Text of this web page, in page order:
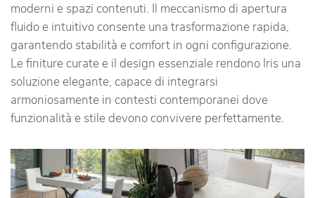
moderni e spazi contenuti. Il meccanismo di apertura
fluido e intuitivo consente una trasformazione rapida,
garantendo stabilità e comfort in ogni configurazione.
Le finiture curate e il design essenziale rendono Iris una
soluzione elegante, capace di integrarsi
armoniosamente in contesti contemporanei dove
funzionalità e stile devono convivere perfettamente.